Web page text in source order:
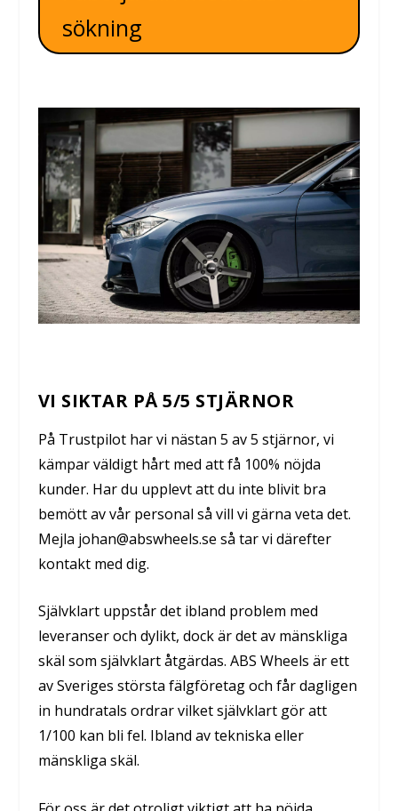
sökning
VI SIKTAR PÅ 5/5 STJÄRNOR
På Trustpilot har vi nästan 5 av 5 stjärnor, vi
kämpar väldigt hårt med att få 100% nöjda
kunder. Har du upplevt att du inte blivit bra
bemött av vår personal så vill vi gärna veta det.
Mejla johan@abswheels.se så tar vi därefter
kontakt med dig.
Självklart uppstår det ibland problem med
leveranser och dylikt, dock är det av mänskliga
skäl som självklart åtgärdas. ABS Wheels är ett
av Sveriges största fälgföretag och får dagligen
in hundratals ordrar vilket självklart gör att
1/100 kan bli fel. Ibland av tekniska eller
mänskliga skäl.